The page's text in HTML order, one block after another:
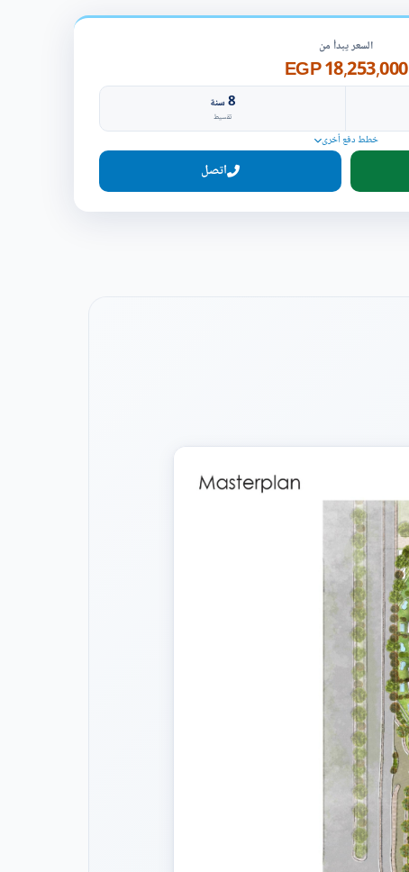
السعر يبدأ من
18,253,000 EGP
8سنة
تقسيط
خطط دفع أخرى
اتصل